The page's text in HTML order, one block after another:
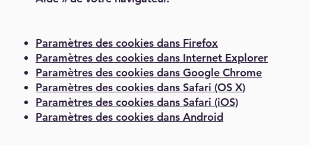
Paramètres des cookies dans Firefox
Paramètres des cookies dans Internet Explorer
Paramètres des cookies dans Google Chrome
Paramètres des cookies dans Safari (OS X)
Paramètres des cookies dans Safari (iOS)
Paramètres des cookies dans Android